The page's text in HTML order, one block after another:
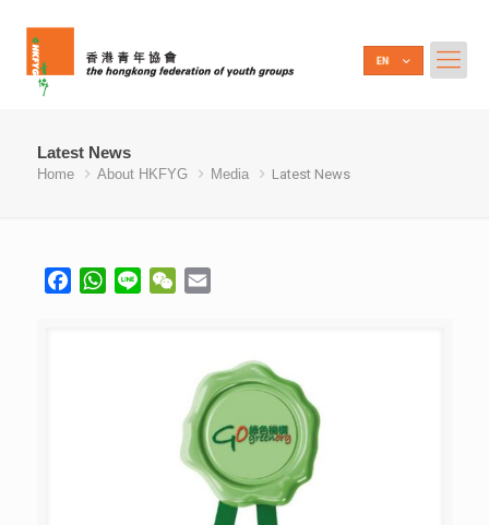
Latest News
Home About HKFYG Media Latest News
FacebookWhatsApp
Line WeChat